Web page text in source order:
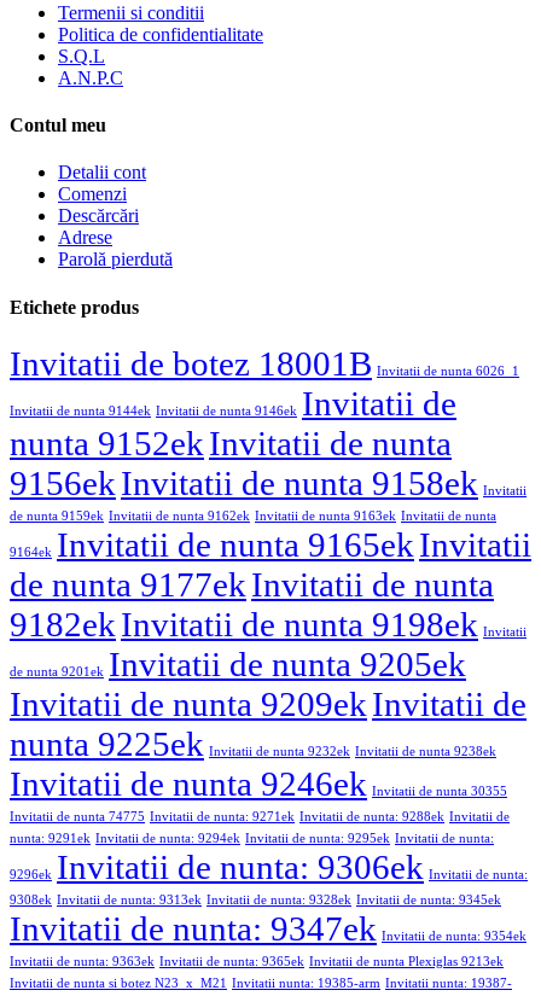
Termenii si conditii
Politica de confidentialitate
S.Q.L
A.N.P.C
Contul meu
Detalii cont
Comenzi
Descărcări
Adrese
Parolă pierdută
Etichete produs
Invitatii de botez 18001B Invitatii de nunta 6026_1
Invitatii de nunta 9144ek Invitatii de nunta 9146ek Invitatii de
nunta 9152ekInvitatii de nunta
9156ekInvitatii de nunta 9158ek Invitatii
de nunta 9159ek Invitatii de nunta 9162ek Invitatii de nunta 9163ek Invitatii de nunta
9164ek Invitatii de nunta 9165ekInvitatii
de nunta 9177ekInvitatii de nunta
9182ekInvitatii de nunta 9198ek Invitatii
de nunta 9201ek Invitatii de nunta 9205ek
Invitatii de nunta 9209ekInvitatii de
nunta 9225ek Invitatii de nunta 9232ek Invitatii de nunta 9238ek
Invitatii de nunta 9246ek Invitatii de nunta 30355
Invitatii de nunta 74775 Invitatii de nunta: 9271ek Invitatii de nunta: 9288ek Invitatii de
nunta: 9291ek Invitatii de nunta: 9294ek Invitatii de nunta: 9295ek Invitatii de nunta:
9296ek Invitatii de nunta: 9306ek Invitatii de nunta:
9308ek Invitatii de nunta: 9313ek Invitatii de nunta: 9328ek Invitatii de nunta: 9345ek
Invitatii de nunta: 9347ek Invitatii de nunta: 9354ek
Invitatii de nunta: 9363ek Invitatii de nunta: 9365ek Invitatii de nunta Plexiglas 9213ek
Invitatii de nunta si botez N23_x_M21
Invitatii nunta: 19385-arm Invitatii nunta: 19387-